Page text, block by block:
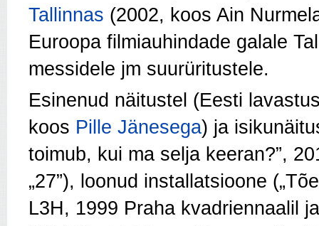
Tallinnas (2002, koos Ain
Euroopa filmiauhindade galale
messidele jm suurüritustele.
Esinenud näitustel (Eesti
koos Pille Jänesega) ja
toimub, kui ma selja keeran?”,
„27”), loonud installatsioone
L3H, 1999 Praha kvadriennaalil